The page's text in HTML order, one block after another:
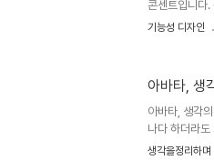
콘센트입니다.
보이는데요...
변화 시키는
과 조화로움
기능성 디자인
아바타, 생
아바타, 생각
나다 하더라
겁니다. 몇해
생각을정리하며